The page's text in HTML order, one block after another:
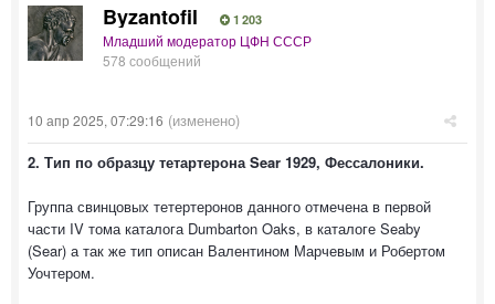
Byzantofil 1 203
Младший модератор ЦФН СССР
578 сообщений
10 апр 2025, 07:29:16 (изменено)
2. Тип по образцу тетартерона Sear 1929, Фессалоники.
Группа свинцовых тетертеронов данного отмечена в первой
части IV тома каталога Dumbarton Oaks, в каталоге Seaby
(Sear) а так же тип описан Валентином Марчевым и Робертом
Уочтером.